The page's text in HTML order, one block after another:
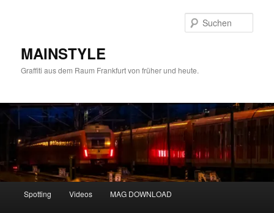
MAINSTYLE
Graffiti aus dem Raum Frankfurt von früher und heute.
Spotting Videos MAG DOWNLOAD